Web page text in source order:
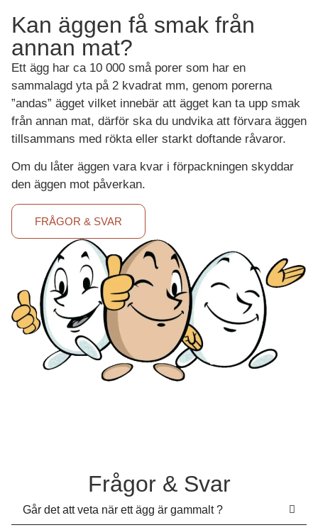
Kan äggen få smak från
annan mat?
Ett ägg har ca 10 000 små porer som har en
sammalagd yta på 2 kvadrat mm, genom porerna
”andas” ägget vilket innebär att ägget kan ta upp smak
från annan mat, därför ska du undvika att förvara äggen
tillsammans med rökta eller starkt doftande råvaror.
Om du låter äggen vara kvar i förpackningen skyddar
den äggen mot påverkan.
FRÅGOR & SVAR
Frågor & Svar
Går det att veta när ett ägg är gammalt ?